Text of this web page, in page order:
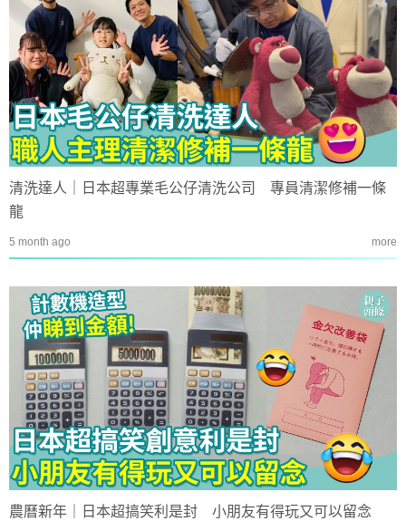
清洗達人｜日本超專業毛公仔清洗公司 專員清潔修補一條
龍
5 month ago more
農曆新年｜日本超搞笑利是封 小朋友有得玩又可以留念